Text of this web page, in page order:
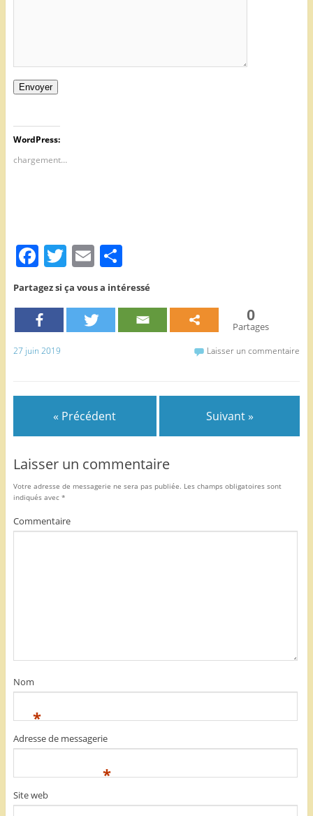
Envoyer
WordPress:
chargement…
F
a
c
e
b
o
T
w
itt
er
E
m
ai
l
P
ar
ta
Partagez si ça vous a intéressé
0
Partages
27 juin 2019 Laisser un commentaire
« Précédent Suivant »
Laisser un commentaire
Votre adresse de messagerie ne sera pas publiée. Les champs obligatoires sont
indiqués avec *
Commentaire
Nom
*
Adresse de messagerie
*
Site web